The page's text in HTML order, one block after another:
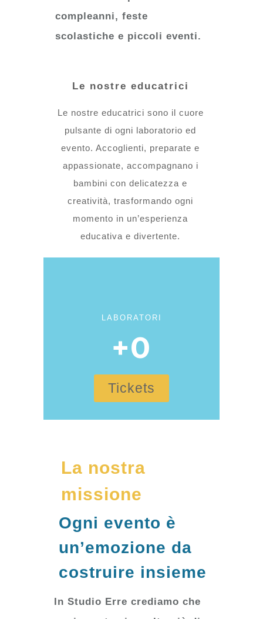
compleanni, feste
scolastiche e piccoli eventi.
Le nostre educatrici
Le nostre educatrici sono il cuore
pulsante di ogni laboratorio ed
evento. Accoglienti, preparate e
appassionate, accompagnano i
bambini con delicatezza e
creatività, trasformando ogni
momento in un’esperienza
educativa e divertente.
LABORATORI
+0
Tickets
La nostra
missione
Ogni evento è
un’emozione da
costruire insieme
In Studio Erre crediamo che